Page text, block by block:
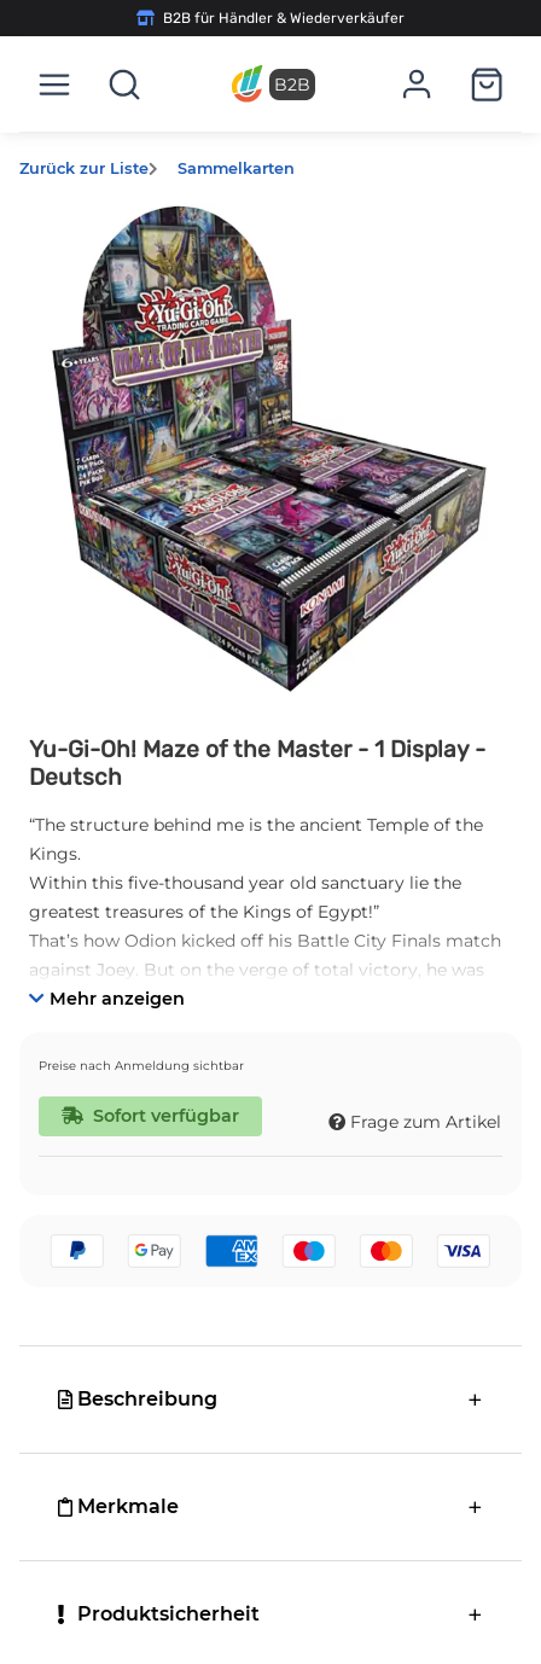
B2B für Händler & Wiederverkäufer
B2B
Zurück zur Liste Sammelkarten
Yu-Gi-Oh! Maze of the Master - 1 Display -
Deutsch
“The structure behind me is the ancient Temple of the
Kings.
Within this five-thousand year old sanctuary lie the
greatest treasures of the Kings of Egypt!”
That’s how Odion kicked off his Battle City Finals match
against Joey. But on the verge of total victory, he was
struck down by the rage of the Egyptian God Ra.
further in the tournament?
treasures of the Kings of Egypt?
Maze of the Master lets you explore the Deck ideas of
10 new Egyptian and Trap Monster-themed cards
inspired by Odion’s Battle City Deck!
7 new cards inspired by Kaiba’s X-Y-Z monsters from
7 new “Trickstar” cards inspired by Blue Angel’s Deck
Decks!
6 Secret Rares
Mehr anzeigen
Preise nach Anmeldung sichtbar
Sofort verfügbar Frage zum Artikel
Beschreibung
Merkmale
Produktsicherheit